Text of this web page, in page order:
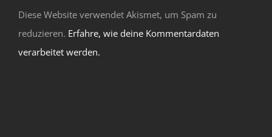
Diese Website verwendet Akismet, um Spam zu
reduzieren. Erfahre, wie deine Kommentardaten
verarbeitet werden.